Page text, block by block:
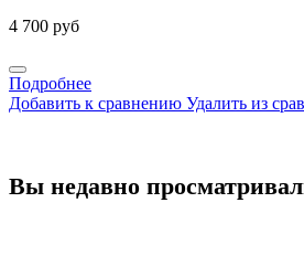
4 700 руб
Подробнее
Добавить к сравнению Удалить из
Вы недавно